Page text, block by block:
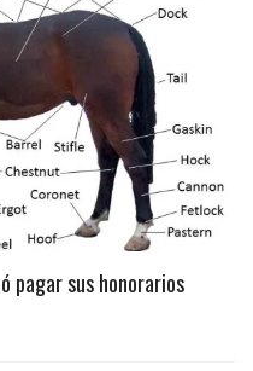
pagar sus honorarios